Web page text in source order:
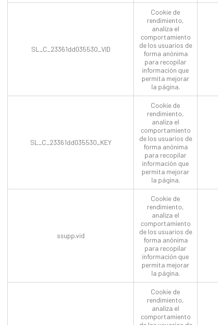
SL_C_23361dd035530_VID
Cookie de
rendimiento,
analiza el
comportamiento
de los usuarios de
forma anónima
para recopilar
información que
permita mejorar
la página.
SL_C_23361dd035530_KEY
Cookie de
rendimiento,
analiza el
comportamiento
de los usuarios de
forma anónima
para recopilar
información que
permita mejorar
la página.
ssupp.vid
Cookie de
rendimiento,
analiza el
comportamiento
de los usuarios de
forma anónima
para recopilar
información que
permita mejorar
la página.
Cookie de
rendimiento,
analiza el
comportamiento